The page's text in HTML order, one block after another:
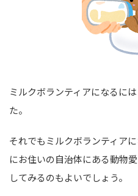
ミルクボランティアになるに
た。
それでもミルクボランティア
にお住いの自治体にある動物
してみるのもよいでしょう。